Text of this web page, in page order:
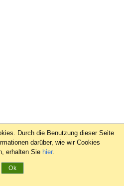
Durch die Benutzung dieser Seite
darüber, wie wir Cookies
erhalten Sie hier.
Ok